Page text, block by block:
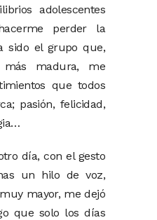
adolescentes
perder la
sido el grupo que,
madura, me
que todos
pasión, felicidad,
día, con el gesto
un hilo de voz,
mayor, me dejó
que solo los días